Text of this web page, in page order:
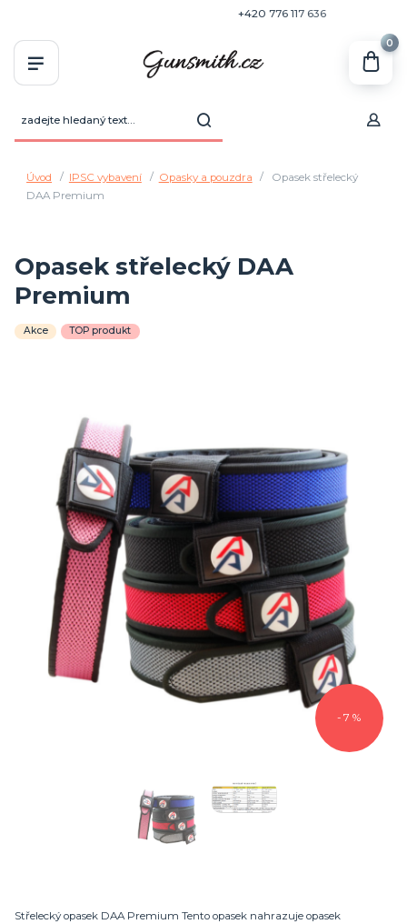
+420 776 117 636
0
Úvod IPSC vybavení Opasky a pouzdra
Opasek střelecký
DAA Premium
Opasek střelecký DAA
Premium
Akce TOP produkt
- 7 %
Střelecký opasek DAA Premium Tento opasek nahrazuje opasek